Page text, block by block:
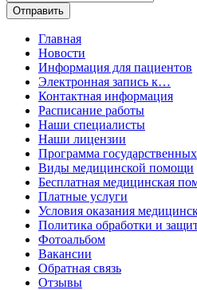
Главная
Новости
Информация для пациентов
Электронная запись к…
Контактная информация
Расписание работы
Наши специалисты
Наши лицензии
Программа
Виды медицинской помощи
Бесплатная медицинская
Платные услуги
Условия оказания
Политика обработки и
Фотоальбом
Вакансии
Обратная связь
Отзывы